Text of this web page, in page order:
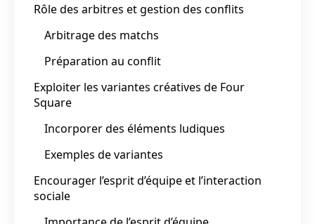
Rôle des arbitres et gestion des conflits
Arbitrage des matchs
Préparation au conflit
Exploiter les variantes créatives de Four
Square
Incorporer des éléments ludiques
Exemples de variantes
Encourager l’esprit d’équipe et l’interaction
sociale